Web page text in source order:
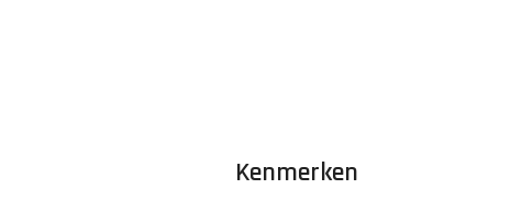
notaris de kavels toe middels een loting.
Kenmerken